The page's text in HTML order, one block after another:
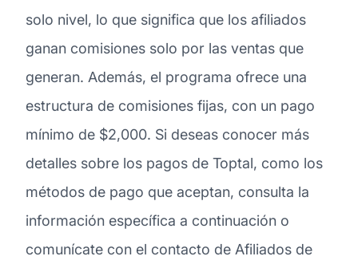
solo nivel, lo que significa que los afiliados
ganan comisiones solo por las ventas que
generan. Además, el programa ofrece una
estructura de comisiones fijas, con un pago
mínimo de $2,000. Si deseas conocer más
detalles sobre los pagos de Toptal, como los
métodos de pago que aceptan, consulta la
información específica a continuación o
comunícate con el contacto de Afiliados de